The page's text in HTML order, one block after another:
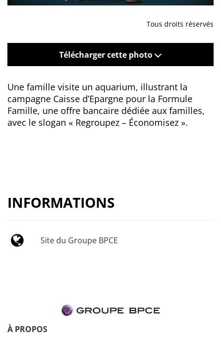
Tous droits réservés
Télécharger cette photo
Une famille visite un aquarium, illustrant la
campagne Caisse d’Epargne pour la Formule
Famille, une offre bancaire dédiée aux familles,
avec le slogan « Regroupez – Économisez ».
INFORMATIONS
Site du Groupe BPCE
À PROPOS